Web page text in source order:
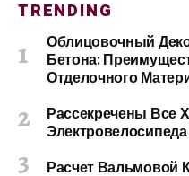
TRENDING
Облицовочный
Бетона:
Отделочного
Рассекречены Все
Расчет Вальмовой